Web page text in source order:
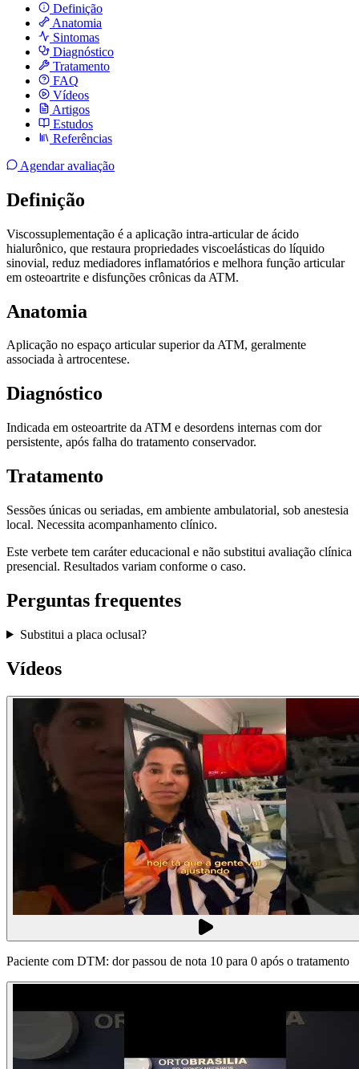
Definição
Anatomia
Sintomas
Diagnóstico
Tratamento
FAQ
Vídeos
Artigos
Estudos
Referências
Agendar avaliação
Definição
Viscossuplementação é a aplicação intra-articular de ácido
hialurônico, que restaura propriedades viscoelásticas do líquido
sinovial, reduz mediadores inflamatórios e melhora função articular
em osteoartrite e disfunções crônicas da ATM.
Anatomia
Aplicação no espaço articular superior da ATM, geralmente
associada à artrocentese.
Diagnóstico
Indicada em osteoartrite da ATM e desordens internas com dor
persistente, após falha do tratamento conservador.
Tratamento
Sessões únicas ou seriadas, em ambiente ambulatorial, sob anestesia
local. Necessita acompanhamento clínico.
Este verbete tem caráter educacional e não substitui avaliação clínica
presencial. Resultados variam conforme o caso.
Perguntas frequentes
Substitui a placa oclusal?
Vídeos
Paciente com DTM: dor passou de nota 10 para 0 após o tratamento